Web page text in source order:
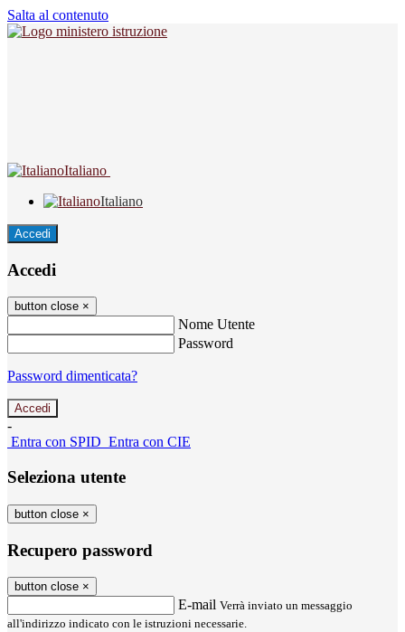
Salta al contenuto
Italiano
Italiano
Accedi
Accedi
button close ×
Nome Utente
Password
Password dimenticata?
-
Entra con SPID Entra con CIE
Seleziona utente
button close ×
Recupero password
button close ×
E-mail Verrà inviato un messaggio
all'indirizzo indicato con le istruzioni necessarie.